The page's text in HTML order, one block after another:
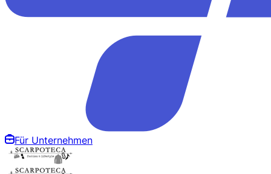
Für Unternehmen